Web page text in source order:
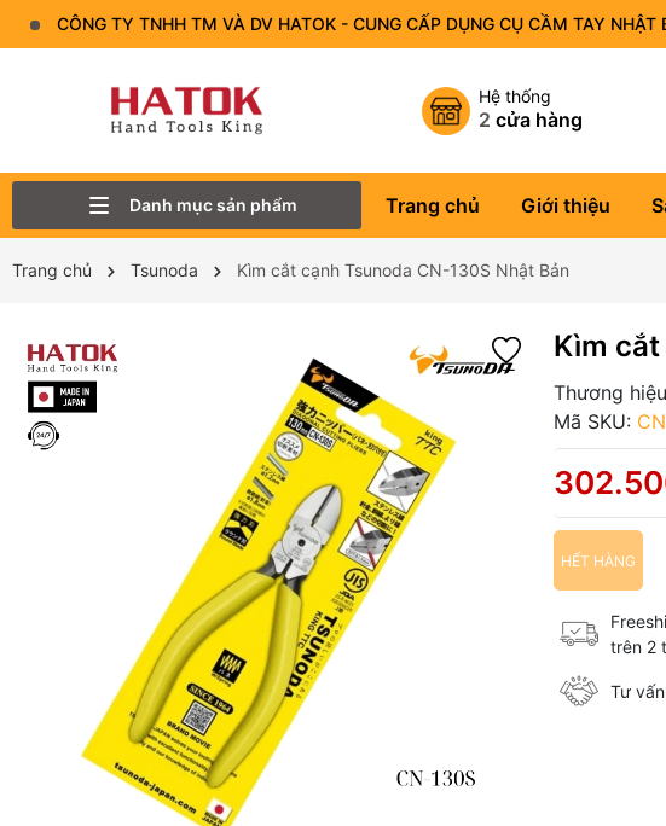
CÔNG TY TNHH TM VÀ DV HATOK - CUNG CẤP DỤNG CỤ CẦM TAY NHẬT
Hệ thống
2 cửa hàng
Danh mục sản phẩm Trang chủ Giới thiệu
Trang chủ Tsunoda Kìm cắt cạnh Tsunoda CN-130S Nhật Bản
Kìm
Thương
Mã SKU:
HẾT HÀNG
trên 2
Tư